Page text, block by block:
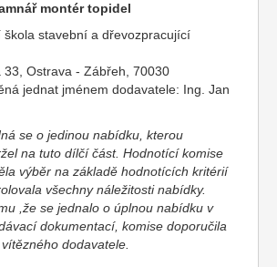
montér topidel
škola stavební a dřevozpracující
33, Ostrava - Zábřeh, 70030
jednat jménem dodavatele: Ing. Jan
se o jedinou nabídku, kterou
na tuto dílčí část. Hodnotící komise
výběr na základě hodnotících kritérií
všechny náležitosti nabídky.
,že se jednalo o úplnou nabídku v
dokumentací, komise doporučila
dodavatele.